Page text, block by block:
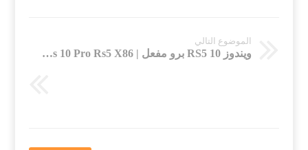
الموضوع التالي
ويندوز 10 RS5 برو مفعل | Windows 10 Pro Rs5 X86 | مايو 2019